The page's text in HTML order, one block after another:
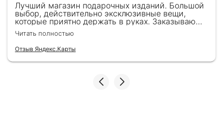
Лучший магазин подарочных изданий. Большой
выбор, действительно эксклюзивные вещи,
которые приятно держать в руках. Заказываю
здесь уже второй раз для бизнес-партнеров,
всегда всё безупречно — от общения с
консультантами до качества самих книг.
Однозначно рекомендую
Читать полностью
Отзыв Яндекс.Карты